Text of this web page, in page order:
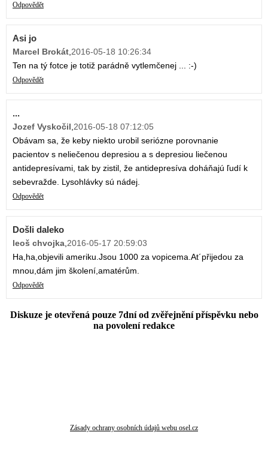
Odpovědět
Asi jo
Marcel Brokát,2016-05-18 10:26:34
Ten na tý fotce je totiž parádně vytlemčenej ... :-)
Odpovědět
...
Jozef Vyskočil,2016-05-18 07:12:05
Obávam sa, že keby niekto urobil seriózne porovnanie
pacientov s neliečenou depresiou a s depresiou liečenou
antidepresívami, tak by zistil, že antidepresíva doháňajú ľudí k
sebevražde. Lysohlávky sú nádej.
Odpovědět
Došli daleko
leoš chvojka,2016-05-17 20:59:03
Ha,ha,objevili ameriku.Jsou 1000 za vopicema.At´přijedou za
mnou,dám jim školení,amatérům.
Odpovědět
Diskuze je otevřená pouze 7dní od zvěřejnění příspěvku nebo
na povolení redakce
Zásady ochrany osobních údajů webu osel.cz